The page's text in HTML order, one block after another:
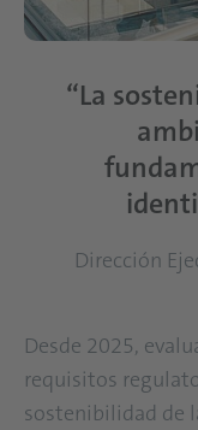
“La
Dirección
Desde 2025,
requisitos
sostenibilidad de